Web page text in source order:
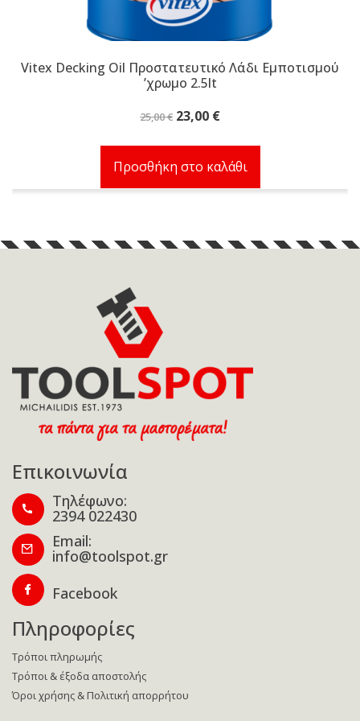
Vitex Decking Oil Προστατευτικό Λάδι Εμποτισμού
ʼχρωμο 2.5lt
25,00€ Original
25,00 €.
23,00 €Η
είναι:
23,00 €.
Προσθήκη στο καλάθι
Επικοινωνία
Τηλέφωνο:
2394 022430
Email:
info@toolspot.gr
Facebook
Πληροφορίες
Τρόποι πληρωμής
Τρόποι & έξοδα αποστολής
Όροι χρήσης & Πολιτική απορρήτου